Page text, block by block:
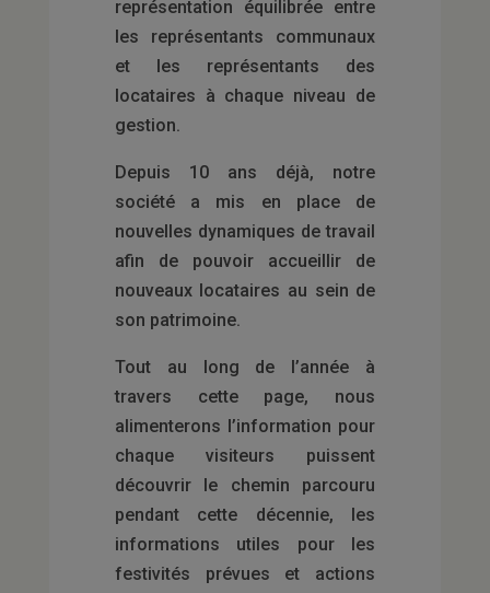
représentation équilibrée entre
les représentants communaux
et les représentants des
locataires à chaque niveau de
gestion.
Depuis 10 ans déjà, notre
société a mis en place de
nouvelles dynamiques de travail
afin de pouvoir accueillir de
nouveaux locataires au sein de
son patrimoine.
Tout au long de l’année à
travers cette page, nous
alimenterons l’information pour
chaque visiteurs puissent
découvrir le chemin parcouru
pendant cette décennie, les
informations utiles pour les
festivités prévues et actions